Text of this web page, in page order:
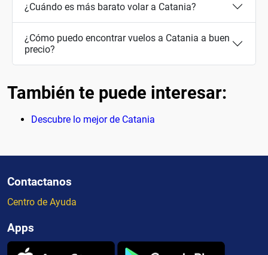
¿Cuándo es más barato volar a Catania?
¿Cómo puedo encontrar vuelos a Catania a buen
precio?
También te puede interesar:
Descubre lo mejor de Catania
Contactanos
Centro de Ayuda
Apps